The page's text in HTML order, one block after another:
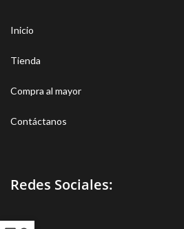
Inicio
Tienda
Compra al mayor
Contáctanos
Redes Sociales: